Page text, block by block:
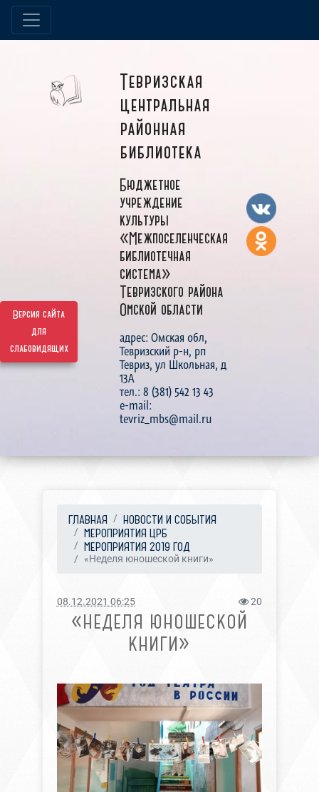
Версия сайта
для
слабовидящих
Тевризская
центральная
районная
библиотека
Бюджетное
учреждение
культуры
«Межпоселенческая
библиотечная
система»
Тевризского района
Омской области
адрес: Омская обл,
Тевризский р-н, рп
Тевриз, ул Школьная, д
13А
тел.: 8 (381) 542 13 43
e-mail:
tevriz_mbs@mail.ru
ГЛАВНАЯ
НОВОСТИ И СОБЫТИЯ
МЕРОПРИЯТИЯ ЦРБ
МЕРОПРИЯТИЯ 2019 ГОД
«Неделя юношеской книги»
08.12.2021 06:25 20
«НЕДЕЛЯ ЮНОШЕСКОЙ
КНИГИ»